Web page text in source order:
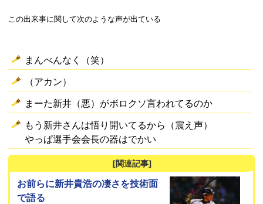
この出来事に関して次のような声が出ている
まんべんなく（笑）
（アカン）
まーた新井（悪）がボロクソ言われてるのか
もう新井さんは悟り開いてるから（震え声）
やっぱ選手会会長の器はでかい
[関連記事]
お前らに新井貴浩の凄さを技術面
で語る